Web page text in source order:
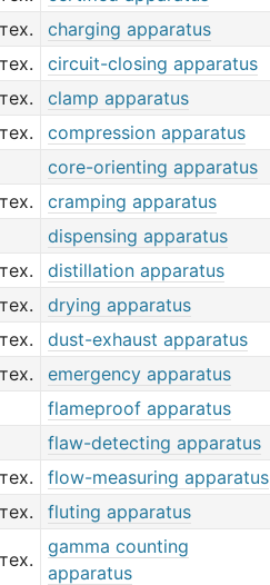
charging apparatus
circuit-closing apparatus
clamp apparatus
compression apparatus
core-orienting apparatus
cramping apparatus
dispensing apparatus
distillation apparatus
drying apparatus
dust-exhaust apparatus
emergency apparatus
flameproof apparatus
flaw-detecting apparatus
flow-measuring apparatus
fluting apparatus
gamma counting
apparatus